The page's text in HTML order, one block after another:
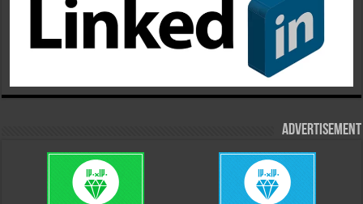
Advertisement